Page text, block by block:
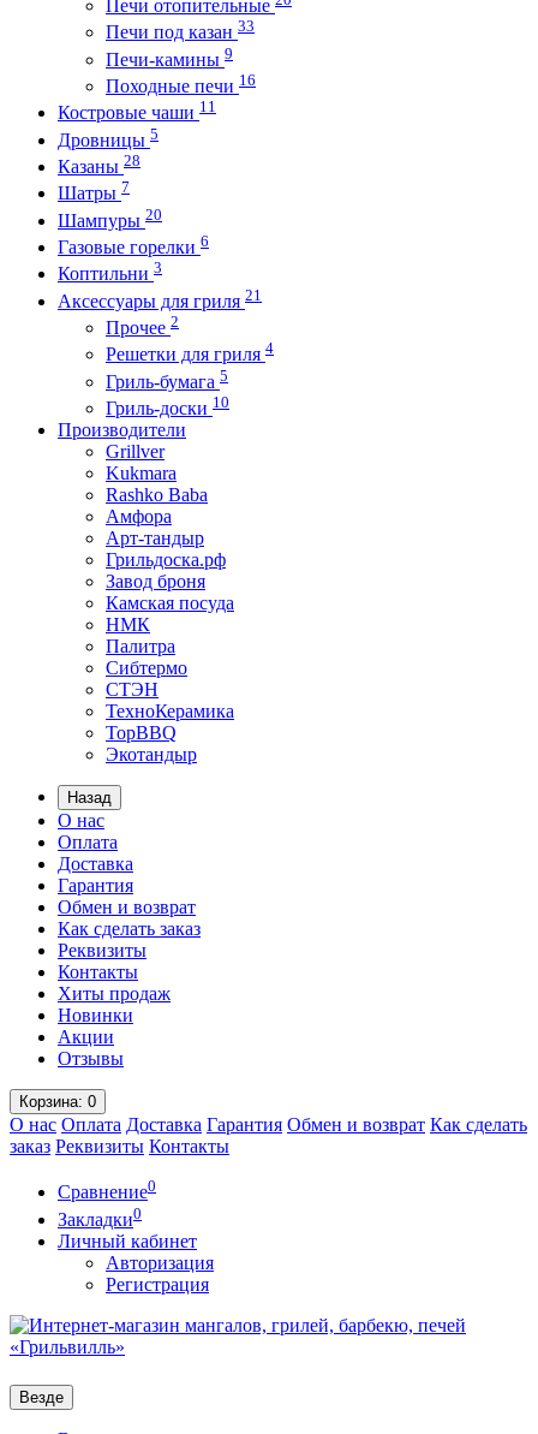
Печи отопительные
Печи под казан 33
Печи-камины 9
Походные печи 16
Костровые чаши 11
Дровницы 5
Казаны 28
Шатры 7
Шампуры 20
Газовые горелки 6
Коптильни 3
Аксессуары для гриля 21
Прочее 2
Решетки для гриля 4
Гриль-бумага 5
Гриль-доски 10
Производители
Grillver
Kukmara
Rashko Baba
Амфора
Арт-тандыр
Грильдоска.рф
Завод броня
Камская посуда
НМК
Палитра
Сибтермо
СТЭН
ТехноКерамика
ТорBBQ
Экотандыр
Назад
О нас
Оплата
Доставка
Гарантия
Обмен и возврат
Как сделать заказ
Реквизиты
Контакты
Хиты продаж
Новинки
Акции
Отзывы
Корзина: 0
О нас Оплата Доставка Гарантия Обмен и возврат Как сделать
заказ Реквизиты Контакты
Сравнение0
Закладки0
Личный кабинет
Авторизация
Регистрация
Везде